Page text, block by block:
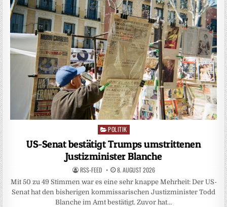
Posted
in
POLITIK
US-Senat bestätigt Trumps umstrittenen
Justizminister Blanche
RSS-FEED 8. AUGUST 2026
Mit 50 zu 49 Stimmen war es eine sehr knappe Mehrheit: Der US-
Senat hat den bisherigen kommissarischen Justizminister Todd
Blanche im Amt bestätigt. Zuvor hat…